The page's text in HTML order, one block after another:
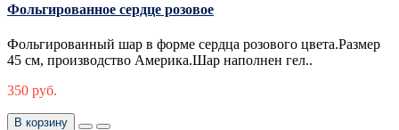
Фольгированное сердце розовое
Фольгированный шар в форме сердца розового цвета.Размер
45 см, производство Америка.Шар наполнен гел..
350 руб.
В корзину